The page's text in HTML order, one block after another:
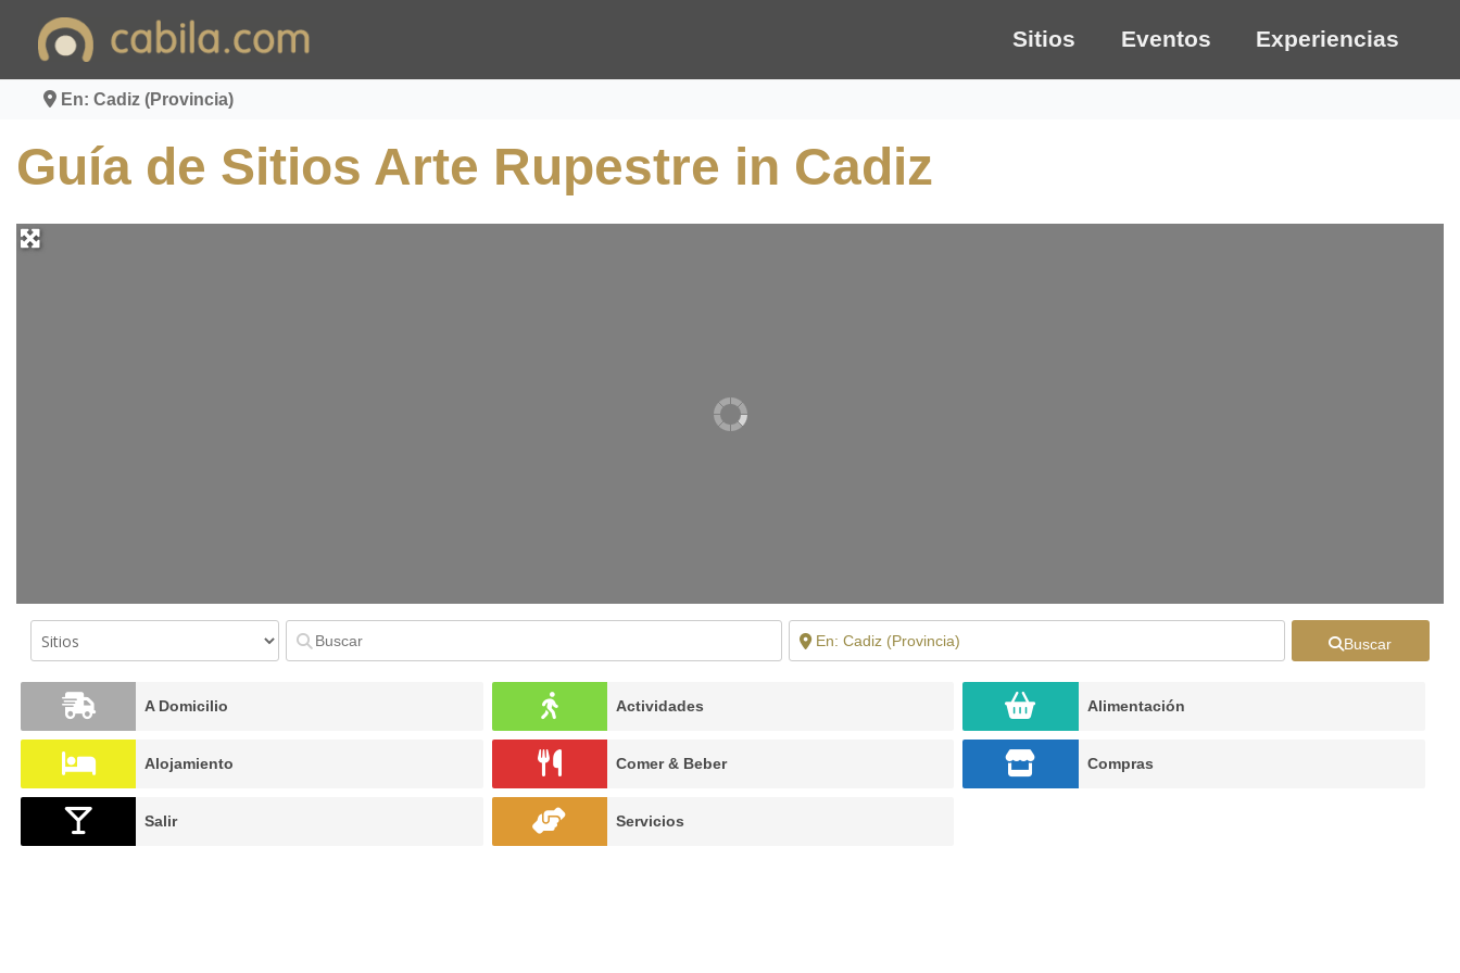
Sitios Eventos Experiencias
En: Cadiz (Provincia)
Guía de Sitios Arte Rupestre in Cadiz
Buscar
A Domicilio Actividades Alimentación
Alojamiento Comer & Beber Compras
Salir Servicios